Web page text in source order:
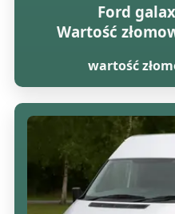
Ford
Wartość
wartość